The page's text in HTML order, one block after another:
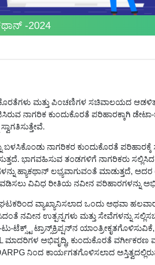
-2024
ಮತ್ತು ಪಿಂಚಣಿಗಳ ಸಚಿವಾಲಯದ ಆಡಳಿತ
ನಾಗರಿಕ ಕುಂದುಕೊರತೆ ಪರಿಹಾರಕ್ಕಾಗಿ
ಬಳಸಿಕೊಂಡು ನಾಗರಿಕರ ಕುಂದುಕೊರತೆ
ಭಾಗವಹಿಸುವ ತಂಡಗಳಿಗೆ ನಾಗರಿಕರು
ಹ್ಯಾಕಥಾನ್ ಲಭ್ಯವಾಗುವಂತೆ ಮಾಡುತ್ತದೆ,
ವಿವಿಧ ರೀತಿಯ ನವೀನ ಪರಿಹಾರಗಳನ್ನು
ವ್ಯಾಖ್ಯಾನಿಸಲಾದ ಒಂದು ಅಥವಾ
ನವೀನ ಉತ್ಪನ್ನಗಳು ಮತ್ತು ಸೇವೆಗಳನ್ನು
ಟೆಕ್ಸ್ಟ್ ಟ್ರಾನ್ಸ್‌ಕ್ರಿಪ್ಷನ್‌ನ
ಮಾದರಿಗಳ ಅಭಿವೃದ್ಧಿ, ಕುಂದುಕೊರತೆ ವರ್ಗೀಕರಣ
ನಿಂದ ಕಾರ್ಯಗತಗೊಳಿಸಲಾದ